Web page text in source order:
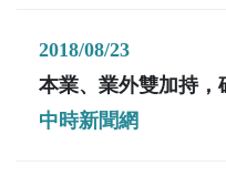
2018/08/23
本業、業外雙加持，
中時新聞網